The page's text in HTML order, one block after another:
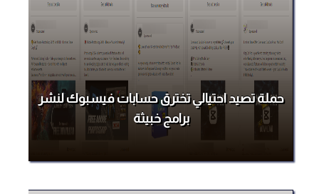
حملة تصيد احتيالي تخترق حسابات فيسبوك لنشر
برامج خبيثة